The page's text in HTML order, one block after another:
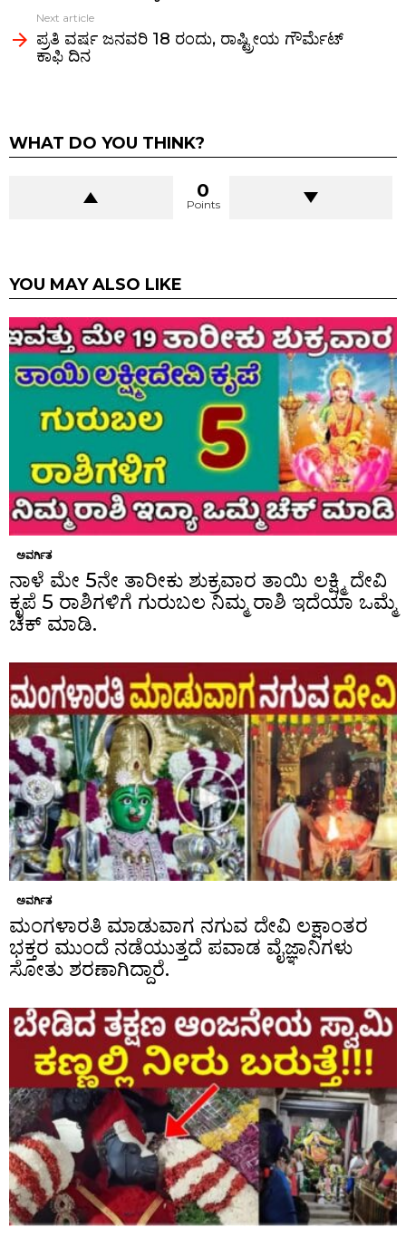
Next article
ಪ್ರತಿ ವರ್ಷ ಜನವರಿ 18 ರಂದು, ರಾಷ್ಟ್ರೀಯ ಗೌರ್ಮೆಟ್
ಕಾಫಿ ದಿನ
WHAT DO YOU THINK?
0
Points
YOU MAY ALSO LIKE
ಅವರ್ಗಿತ
ನಾಳೆ ಮೇ 5ನೇ ತಾರೀಕು ಶುಕ್ರವಾರ ತಾಯಿ ಲಕ್ಷ್ಮಿ ದೇವಿ
ಕೃಪೆ 5 ರಾಶಿಗಳಿಗೆ ಗುರುಬಲ ನಿಮ್ಮ ರಾಶಿ ಇದೆಯಾ ಒಮ್ಮೆ
ಚೆಕ್ ಮಾಡಿ.
ಅವರ್ಗಿತ
ಮಂಗಳಾರತಿ ಮಾಡುವಾಗ ನಗುವ ದೇವಿ ಲಕ್ಷಾಂತರ
ಭಕ್ತರ ಮುಂದೆ ನಡೆಯುತ್ತದೆ ಪವಾಡ ವೈಜ್ಞಾನಿಗಳು
ಸೋತು ಶರಣಾಗಿದ್ದಾರೆ.